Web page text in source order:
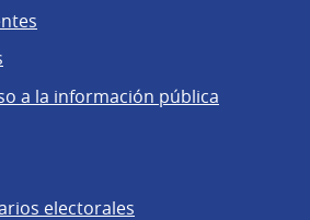
a la información pública
electorales